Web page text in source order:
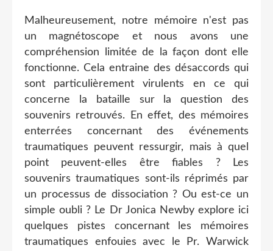
Malheureusement, notre mémoire n'est pas
un magnétoscope et nous avons une
compréhension limitée de la façon dont elle
fonctionne. Cela entraine des désaccords qui
sont particulièrement virulents en ce qui
concerne la bataille sur la question des
souvenirs retrouvés. En effet, des mémoires
enterrées concernant des événements
traumatiques peuvent ressurgir, mais à quel
point peuvent-elles être fiables ? Les
souvenirs traumatiques sont-ils réprimés par
un processus de dissociation ? Ou est-ce un
simple oubli ? Le Dr Jonica Newby explore ici
quelques pistes concernant les mémoires
traumatiques enfouies avec le Pr. Warwick